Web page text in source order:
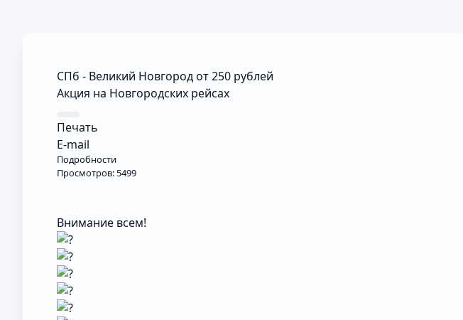
СПб - Великий Новгород от 250 рублей
Акция на Новгородских рейсах
Печать
E-mail
Подробности
Просмотров: 5499
Внимание всем!